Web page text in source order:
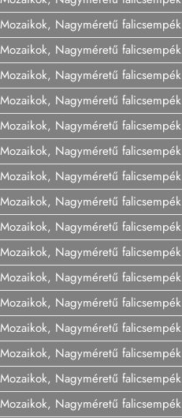
Nagyméretű falicsempék
Nagyméretű falicsempék
Nagyméretű falicsempék
Nagyméretű falicsempék
Nagyméretű falicsempék
Nagyméretű falicsempék
Nagyméretű falicsempék
Nagyméretű falicsempék
Nagyméretű falicsempék
Nagyméretű falicsempék
Nagyméretű falicsempék
Nagyméretű falicsempék
Nagyméretű falicsempék
Nagyméretű falicsempék
Nagyméretű falicsempék
Nagyméretű falicsempék